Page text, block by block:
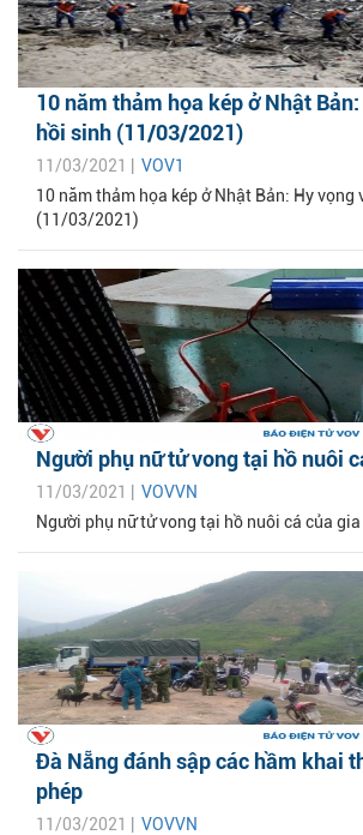
10 năm thảm họa kép ở Nhật
hồi sinh (11/03/2021)
11/03/2021 | VOV1
10 năm thảm họa kép ở Nhật Bản: Hy vọng
(11/03/2021)
Người phụ nữ tử vong tại hồ nuôi
11/03/2021 | VOVVN
Người phụ nữ tử vong tại hồ nuôi cá của
Đà Nẵng đánh sập các hầm khai
phép
11/03/2021 | VOVVN